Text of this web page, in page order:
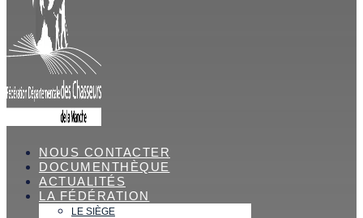
NOUS CONTACTER
DOCUMENTHÈQUE
ACTUALITÉS
LA FÉDÉRATION
LE SIÈGE